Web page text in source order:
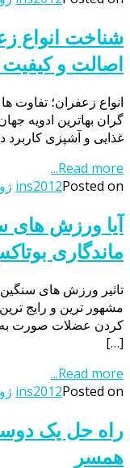
شناخت انواع
اصالت و
انواع زعفران؛ تفاوت
گران بهاترین ادویه
غذایی و آشپزی
Read more...
ins2012Posted on
آیا ورزش های
ماندگاری
تاثیر ورزش های سنگین
مشهور ترین و رایج
کردن عضلات صورت به
[…]
Read more...
ins2012Posted on
راه حل یک
همسر